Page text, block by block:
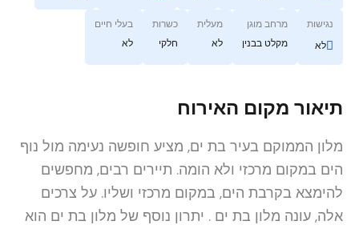
נגישות
לא
מרחב מוגן
מקלט בבנין
מעלית
לא
כשרות
חלקי
בעלי חיים
לא
תיאור מקום האירוח
מלון הממוקם בעיר בת ים, מציע חופשה נעימה מול נוף
הים במקום מרכזי ולא הומה. תיירים רבים, מחפשים
להימצא בקרבת הים, במקום מרכזי ושליו. על צרכים
אלה, עונה מלון בת ים . יתרון נוסף של מלון בת ים הוא